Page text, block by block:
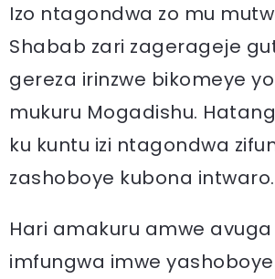
Izo ntagondwa zo mu
Shabab zari zagerageje
gereza irinzwe bikomeye
mukuru Mogadishu.
ku kuntu izi ntagondwa
zashoboye kubona intwaro.
Hari amakuru amwe avuga
imfungwa imwe